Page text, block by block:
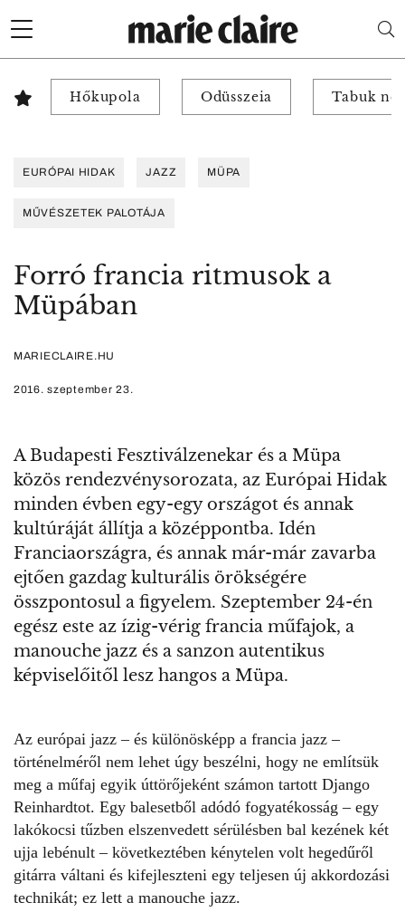
Hőkupola Odüsszeia Tabuk
EURÓPAI HIDAK JAZZ MÜPA
MŰVÉSZETEK PALOTÁJA
Forró francia ritmusok a
Müpában
MARIECLAIRE.HU
2016. szeptember 23.
A Budapesti Fesztiválzenekar és a Müpa
közös rendezvénysorozata, az Európai Hidak
minden évben egy-egy országot és annak
kultúráját állítja a középpontba. Idén
Franciaországra, és annak már-már zavarba
ejtően gazdag kulturális örökségére
összpontosul a figyelem. Szeptember 24-én
egész este az ízig-vérig francia műfajok, a
manouche jazz és a sanzon autentikus
képviselőitől lesz hangos a Müpa.
Az európai jazz – és különösképp a francia jazz –
történelméről nem lehet úgy beszélni, hogy ne említsük
meg a műfaj egyik úttörőjeként számon tartott Django
Reinhardtot. Egy balesetből adódó fogyatékosság – egy
lakókocsi tűzben elszenvedett sérülésben bal kezének két
ujja lebénult – következtében kénytelen volt hegedűről
gitárra váltani és kifejleszteni egy teljesen új akkordozási
technikát; ez lett a manouche jazz.